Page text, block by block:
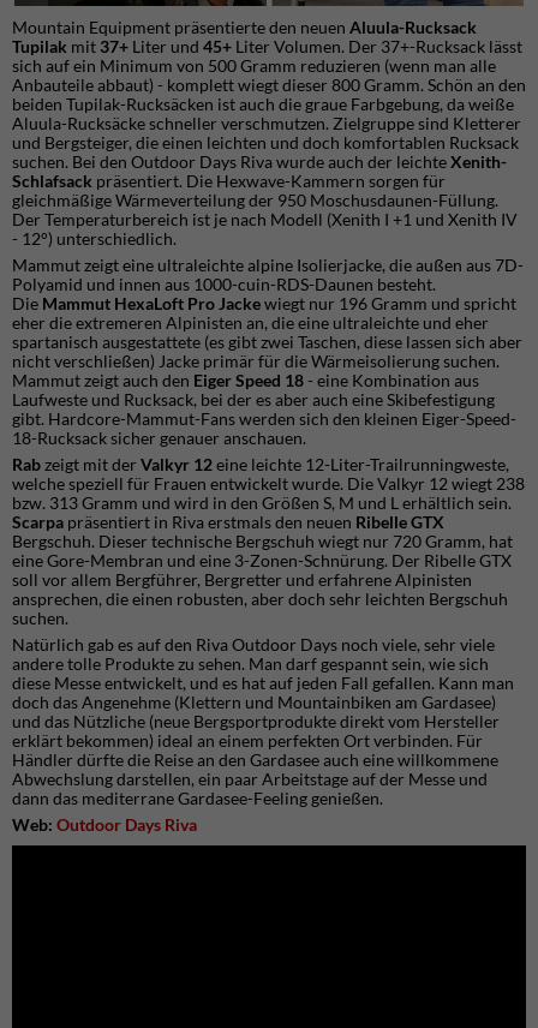
Mountain Equipment präsentierte den neuen Aluula-Rucksack
Tupilak mit 37+ Liter und 45+ Liter Volumen. Der 37+-Rucksack lässt
sich auf ein Minimum von 500 Gramm reduzieren (wenn man alle
Anbauteile abbaut) - komplett wiegt dieser 800 Gramm. Schön an den
beiden Tupilak-Rucksäcken ist auch die graue Farbgebung, da weiße
Aluula-Rucksäcke schneller verschmutzen. Zielgruppe sind Kletterer
und Bergsteiger, die einen leichten und doch komfortablen Rucksack
suchen. Bei den Outdoor Days Riva wurde auch der leichteXenith-
Schlafsack präsentiert. Die Hexwave-Kammern sorgen für
gleichmäßige Wärmeverteilung der 950 Moschusdaunen-Füllung.
Der Temperaturbereich ist je nach Modell (Xenith I +1 und Xenith IV
- 12°) unterschiedlich.
Mammut zeigt eine ultraleichte alpine Isolierjacke, die außen aus 7D-
Polyamid und innen aus 1000-cuin-RDS-Daunen besteht.
Die Mammut HexaLoft Pro Jackewiegt nur 196 Gramm und spricht
eher die extremeren Alpinisten an, die eine ultraleichte und eher
spartanisch ausgestattete (es gibt zwei Taschen, diese lassen sich aber
nicht verschließen) Jacke primär für die Wärmeisolierung suchen.
Mammut zeigt auch den Eiger Speed ​​18- eine Kombination aus
Laufweste und Rucksack, bei der es aber auch eine Skibefestigung
gibt. Hardcore-Mammut-Fans werden sich den kleinen Eiger-Speed-
18-Rucksack sicher genauer anschauen.
Rabzeigt mit der Valkyr 12eine leichte 12-Liter-Trailrunningweste,
welche speziell für Frauen entwickelt wurde. Die Valkyr 12 wiegt 238
bzw. 313 Gramm und wird in den Größen S, M und L erhältlich sein.
Scarpa präsentiert in Riva erstmals den neuen Ribelle GTX
Bergschuh. Dieser technische Bergschuh wiegt nur 720 Gramm, hat
eine Gore-Membran und eine 3-Zonen-Schnürung. Der Ribelle GTX
soll vor allem Bergführer, Bergretter und erfahrene Alpinisten
ansprechen, die einen robusten, aber doch sehr leichten Bergschuh
suchen.
Natürlich gab es auf den Riva Outdoor Days noch viele, sehr viele
andere tolle Produkte zu sehen. Man darf gespannt sein, wie sich
diese Messe entwickelt, und es hat auf jeden Fall gefallen. Kann man
doch das Angenehme (Klettern und Mountainbiken am Gardasee)
und das Nützliche (neue Bergsportprodukte direkt vom Hersteller
erklärt bekommen) ideal an einem perfekten Ort verbinden. Für
Händler dürfte die Reise an den Gardasee auch eine willkommene
Abwechslung darstellen, ein paar Arbeitstage auf der Messe und
dann das mediterrane Gardasee-Feeling genießen.
Web: Outdoor Days Riva